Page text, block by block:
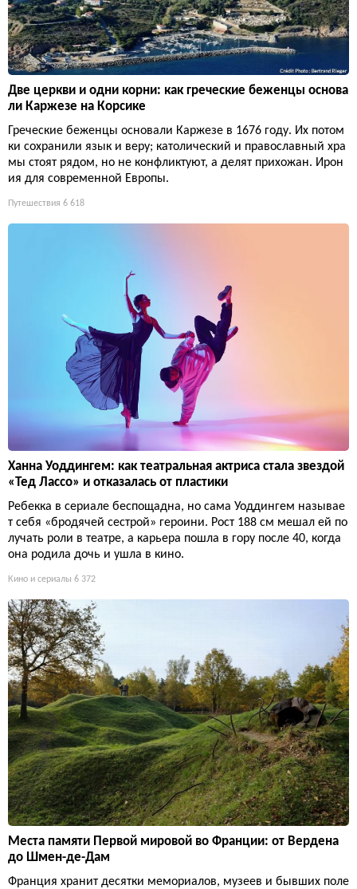
Две церкви и одни корни: как греческие беженцы основа
ли Каржезе на Корсике
Греческие беженцы основали Каржезе в 1676 году. Их потом
ки сохранили язык и веру; католический и православный хра
мы стоят рядом, но не конфликтуют, а делят прихожан. Ирон
ия для современной Европы.
Путешествия 6 618
Ханна Уоддингем: как театральная актриса стала звездой
«Тед Лассо» и отказалась от пластики
Ребекка в сериале беспощадна, но сама Уоддингем называе
т себя «бродячей сестрой» героини. Рост 188 см мешал ей по
лучать роли в театре, а карьера пошла в гору после 40, когда
она родила дочь и ушла в кино.
Кино и сериалы 6 372
Места памяти Первой мировой во Франции: от Вердена
до Шмен-де-Дам
Франция хранит десятки мемориалов, музеев и бывших поле